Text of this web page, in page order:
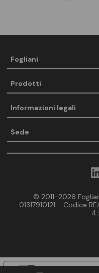
Fogliani
Prodotti
Informazioni legali
Sede
© 2011-2026
01317910121 - Codice